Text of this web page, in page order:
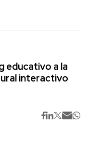
educativo a la
interactivo